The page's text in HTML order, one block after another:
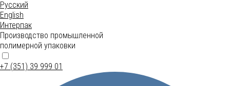
Русский
English
Интерпак
Производство промышленной
полимерной упаковки
+7 (351) 39 999 01